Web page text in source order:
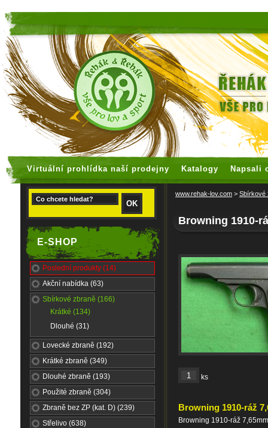
Virtuální prohlídka naší prodejny Katalogy Napsali
E-SHOP
Poslední produkty (14)
Akční nabídka (63)
Sbírkové zbraně (166)
Krátké (134)
Dlouhé (31)
Lovecké zbraně (192)
Krátké zbraně (349)
Dlouhé zbraně (193)
Použité zbraně (304)
Zbraně bez ZP (kat. D) (239)
Střelivo (638)
www.rehak-lov.com > Sbírkové
Browning 1910-
ks
Browning 1910-ráž
Browning 1910-ráž